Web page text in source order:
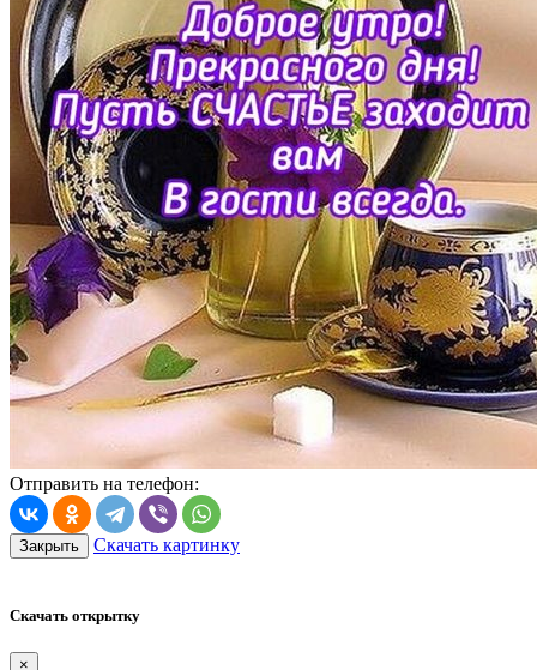
Отправить на телефон:
Закрыть Скачать картинку
Скачать открытку
×